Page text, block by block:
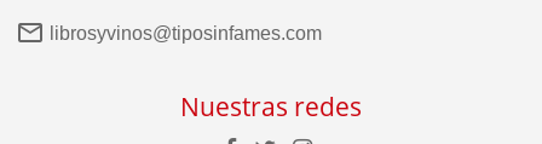
librosyvinos@tiposinfames.com
Nuestras redes